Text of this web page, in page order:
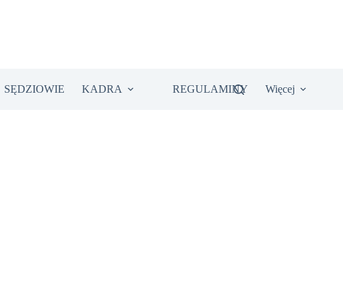
SĘDZIOWIE KADRA REGULAMINY Więcej